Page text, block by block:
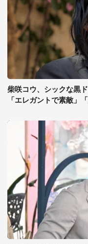
柴咲コウ、シックな黒
「エレガントで素敵」